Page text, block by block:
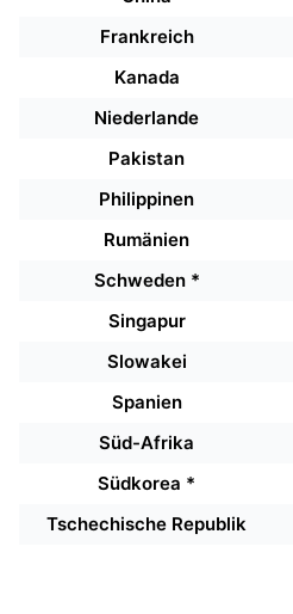
Frankreich
Kanada
Niederlande
Pakistan
Philippinen
Rumänien
Schweden *
Singapur
Slowakei
Spanien
Süd-Afrika
Südkorea *
Tschechische Republik